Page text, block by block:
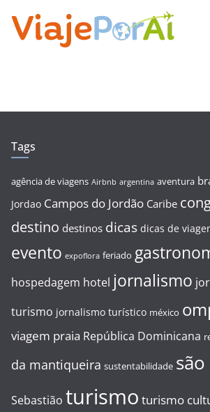
Tags
agência de viagens Airbnb argentina aventura
Jordao Campos do Jordão Caribe
destino destinos dicas dicas de
evento expoflora feriado
hospedagem hotel jornalismo
turismo jornalismo turístico méxico
viagem praia República Dominicana
da mantiqueira sustentabilidade
Sebastião turismo turismo